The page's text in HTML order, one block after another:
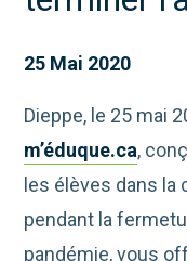
25 Mai 2020
Dieppe, le 25 mai
m’éduque.ca,
les élèves dans la
pendant la
pandémie, vous